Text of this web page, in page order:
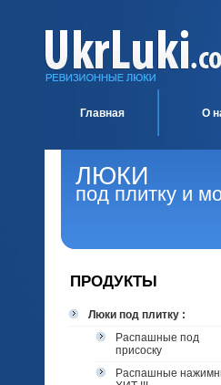
Главная О
ЛЮКИ
под плитку и
ПРОДУКТЫ
Люки под плитку :
Распашные под
присоску
Распашные